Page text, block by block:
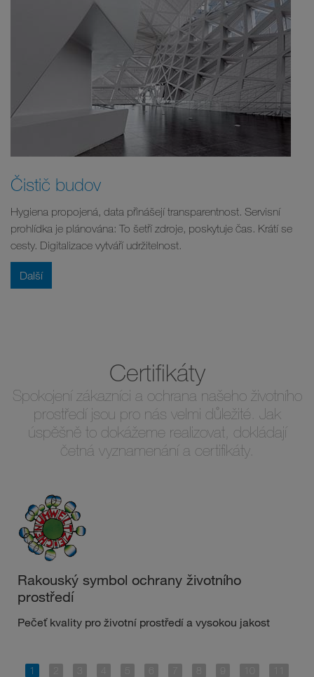
Čistič budov
Hygiena propojená, data přinášejí transparentnost. Servisní
prohlídka je plánována: To šetří zdroje, poskytuje čas. Krátí se
cesty. Digitalizace vytváří udržitelnost.
Další
Certifikáty
Spokojení zákazníci a ochrana našeho životního
prostředí jsou pro nás velmi důležité. Jak
úspěšně to dokážeme realizovat, dokládají
četná vyznamenání a certifikáty.
Rakouský symbol ochrany životního
prostředí
Pečeť kvality pro životní prostředí a vysokou jakost